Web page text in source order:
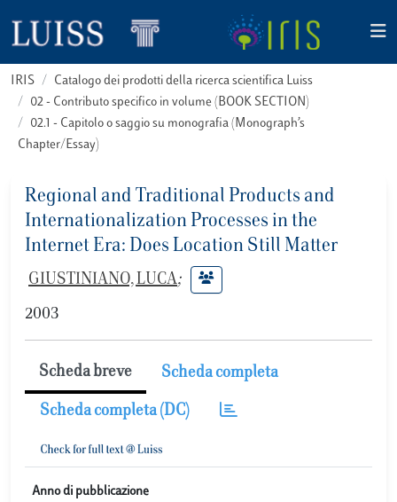
IRIS
Catalogo dei prodotti della ricerca scientifica Luiss
02 - Contributo specifico in volume (BOOK SECTION)
02.1 - Capitolo o saggio su monografia (Monograph’s
Chapter/Essay)
Regional and Traditional Products and
Internationalization Processes in the
Internet Era: Does Location Still Matter
GIUSTINIANO, LUCA;
2003
Scheda breve Scheda completa
Scheda completa (DC)
Anno di pubblicazione